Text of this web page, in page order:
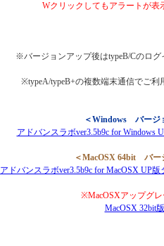
Wクリックしてもアラートが表
※バージョンアップ後はtypeB/Cのロ
※typeA/typeB+の複数端末通信でご
＜Windows バー
アドバンスラボver3.5b9c for Windows
＜MacOSX 64bit バ
アドバンスラボver3.5b9c for MacOSX UP
※MacOSXアップグ
MacOSX 32bit